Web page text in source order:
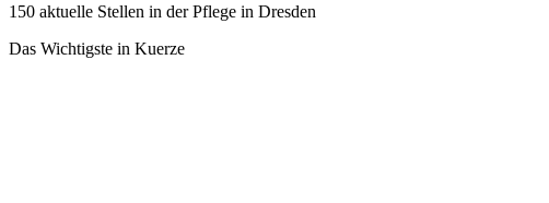
150 aktuelle Stellen in der Pflege in Dresden
Das Wichtigste in Kuerze